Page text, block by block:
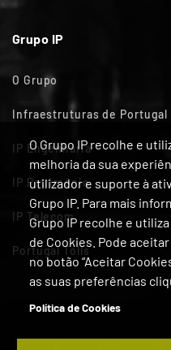
O Grupo IP recolhe e
melhoria da sua
utilizador e suporte à
Grupo IP. Para mais
Grupo IP recolhe e
de Cookies. Pode
no botão “Aceitar
as suas preferências
Política de Cookies
Grupo IP
O Grupo
Infraestruturas de Portugal
IP Engenharia
IP Património
IP Telecom
Portugal Tolls